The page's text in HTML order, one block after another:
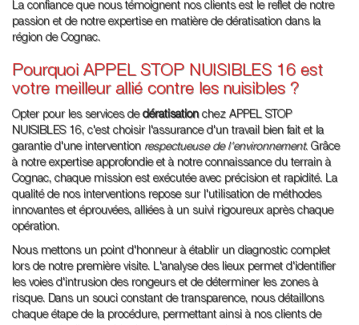
La confiance que nous témoignent nos clients est le reflet de notre
passion et de notre expertise en matière de dératisation dans la
région de Cognac.
Pourquoi APPEL STOP NUISIBLES 16 est
votre meilleur allié contre les nuisibles ?
Opter pour les services de dératisationchez APPEL STOP
NUISIBLES 16, c'est choisir l'assurance d'un travail bien fait et la
garantie d'une intervention respectueuse de l'environnement. Grâce
à notre expertise approfondie et à notre connaissance du terrain à
Cognac, chaque mission est exécutée avec précision et rapidité. La
qualité de nos interventions repose sur l'utilisation de méthodes
innovantes et éprouvées, alliées à un suivi rigoureux après chaque
opération.
Nous mettons un point d'honneur à établir un diagnostic complet
lors de notre première visite. L'analyse des lieux permet d'identifier
les voies d'intrusion des rongeurs et de déterminer les zones à
risque. Dans un souci constant de transparence, nous détaillons
chaque étape de la procédure, permettant ainsi à nos clients de